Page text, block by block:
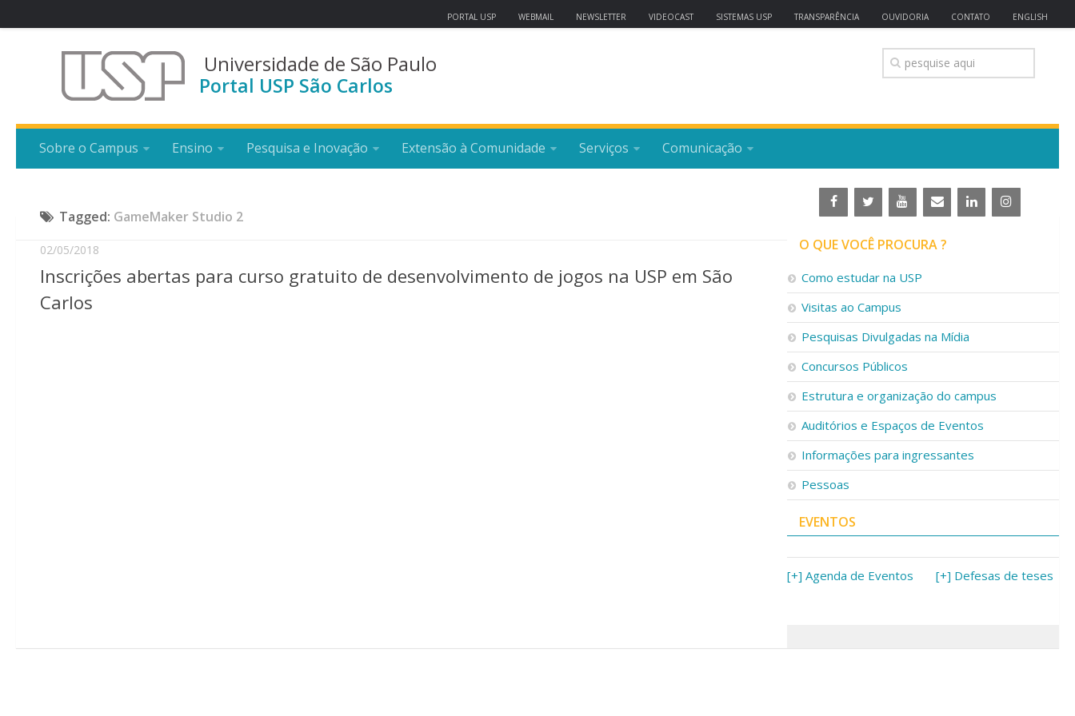
PORTAL USP WEBMAIL NEWSLETTER VIDEOCAST SISTEMAS USP TRANSPARÊNCIA OUVIDORIA CONTATO ENGLISH
Universidade de São Paulo
Portal USP São Carlos
Sobre o Campus Ensino Pesquisa e Inovação Extensão à Comunidade Serviços Comunicação
Tagged: GameMaker Studio 2
02/05/2018
Inscrições abertas para curso gratuito de desenvolvimento de jogos na USP em São
Carlos
O QUE VOCÊ PROCURA ?
Como estudar na USP
Visitas ao Campus
Pesquisas Divulgadas na Mídia
Concursos Públicos
Estrutura e organização do campus
Auditórios e Espaços de Eventos
Informações para ingressantes
Pessoas
EVENTOS
[+] Agenda de Eventos [+] Defesas de teses